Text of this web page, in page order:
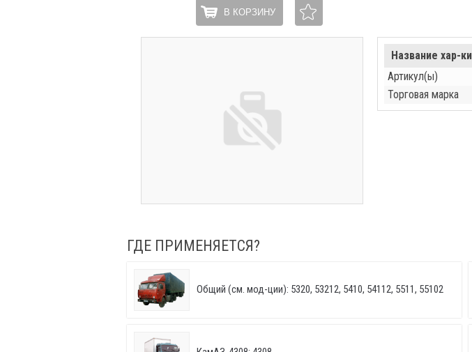
В КОРЗИНУ
Название хар-ки
Артикул(ы)
Торговая марка
ГДЕ ПРИМЕНЯЕТСЯ?
Общий (см. мод-ции): 5320, 53212, 5410, 54112, 5511, 55102